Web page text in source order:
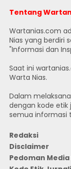
Tentang
Wartanias.com
Nias yang berdiri
"Informasi dan
Saat ini
Warta Nias.
Dalam
dengan kode etik
semua informasi
Redaksi
Disclaimer
Pedoman Media